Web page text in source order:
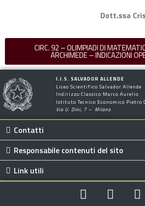
Dott.ssa
CIRC. 92 – OLIMPIADI DI
ARCHIMEDE – INDICAZIONI
I.I.S. SALVADOR ALLENDE
Liceo Scientifico Salvador Allende
Indirizzo Classico Marco Aurelio
Istituto Tecnico Economico Pietro
Via U. Dini, 7 – Milano
Contatti
Responsabile contenuti del sito
Link utili